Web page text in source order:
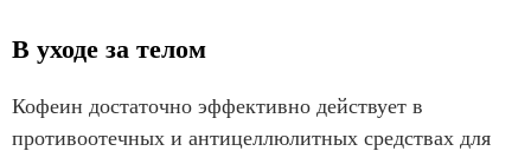
В уходе за телом
Кофеин достаточно эффективно действует в
противоотечных и антицеллюлитных средствах для